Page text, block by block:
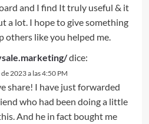
and I find It truly useful & it
a lot. I hope to give something
others like you helped me.
dice:
2023 a las 4:50 PM
share! I have just forwarded
who had been doing a little
And he in fact bought me